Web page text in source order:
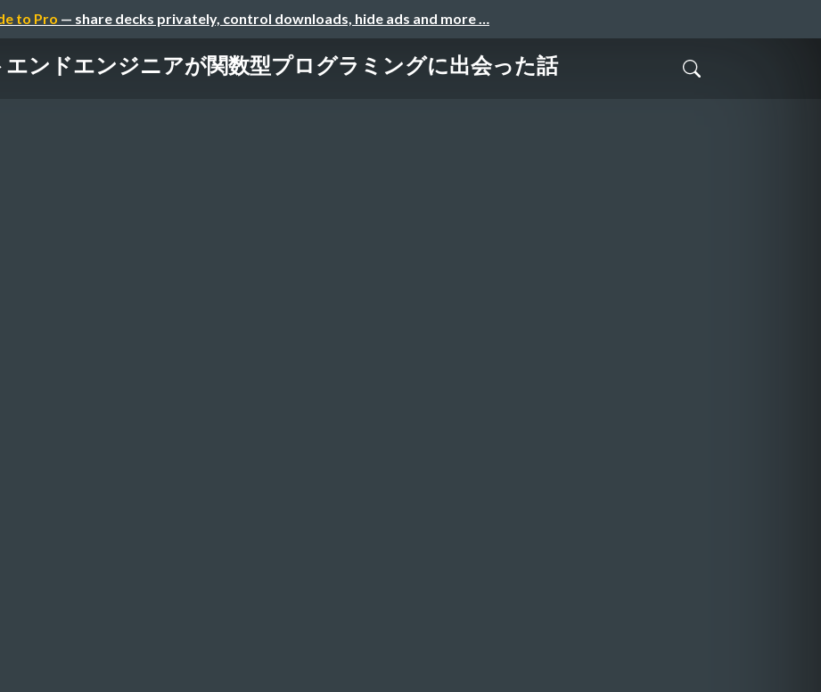
to Pro — share decks privately, control downloads, hide ads and more …
エンドエンジニアが関数型プログラミングに出会った話